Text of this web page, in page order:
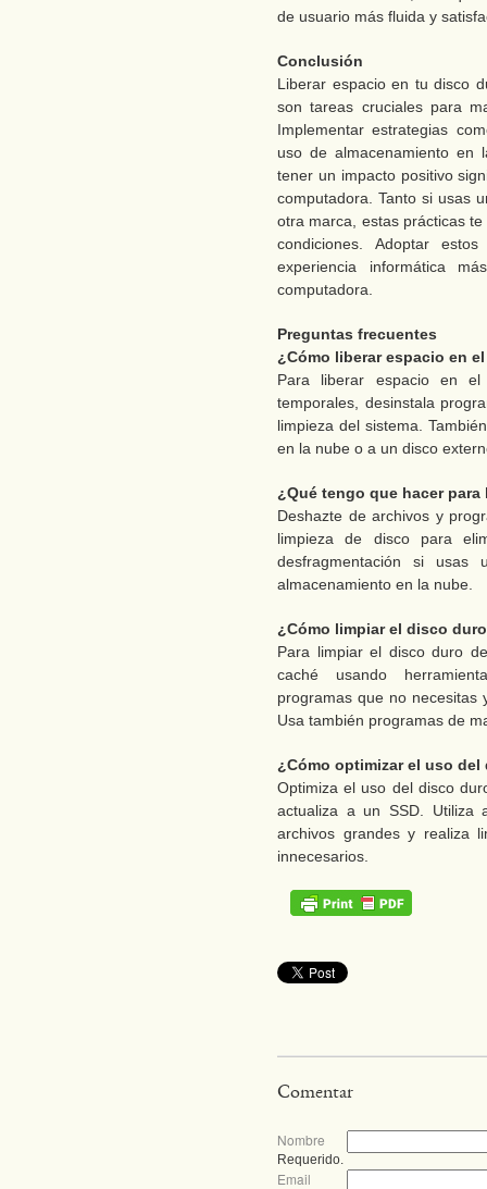
de usuario más fluida y
Conclusión
Liberar espacio en tu disco
son tareas cruciales para
Implementar estrategias
uso de almacenamiento en
tener un impacto positivo
computadora. Tanto si usas
otra marca, estas prácticas
condiciones. Adoptar
experiencia informática
computadora.
Preguntas frecuentes
¿Cómo liberar espacio en
Para liberar espacio en
temporales, desinstala
limpieza del sistema.
en la nube o a un disco
¿Qué tengo que hacer
Deshazte de archivos y
limpieza de disco para
desfragmentación si
almacenamiento en la nube.
¿Cómo limpiar el disco
Para limpiar el disco duro
caché usando
programas que no necesitas
Usa también programas de
¿Cómo optimizar el uso
Optimiza el uso del disco
actualiza a un SSD. Utiliza
archivos grandes y realiza
innecesarios.
Comentar
Nombre
Requerido.
Email